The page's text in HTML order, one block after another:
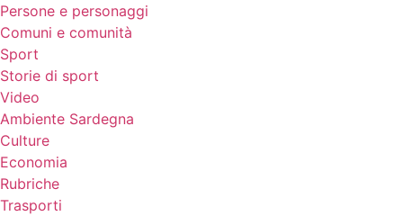
Persone e personaggi
Comuni e comunità
Sport
Storie di sport
Video
Ambiente Sardegna
Culture
Economia
Rubriche
Trasporti